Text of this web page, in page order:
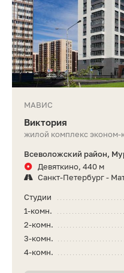
МАВИС
Виктория
жилой комплекс эконом-
Всеволожский район,
Девяткино, 440 м
Санкт-Петербург -
Студии
1-комн.
2-комн.
3-комн.
4-комн.